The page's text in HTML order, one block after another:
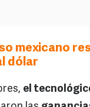
mexicano
dólar
el